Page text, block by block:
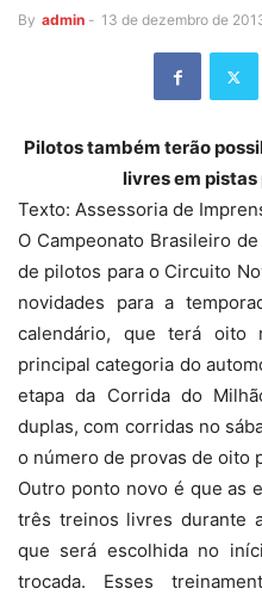
By admin - 13 de dezembro de
Pilotos também terão
livres em
Texto: Assessoria de
O Campeonato Brasileiro
de pilotos para o Circuito
novidades para a
calendário, que terá oito
principal categoria do
etapa da Corrida do
duplas, com corridas no
o número de provas de oito
Outro ponto novo é que as
três treinos livres durante
que será escolhida no
trocada. Esses